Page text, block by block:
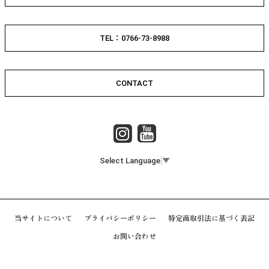
TEL：0766-73-8988
CONTACT
Select Language ▼
当サイトについて プライバシーポリシー 特定商取引法に基づく表記
お問い合わせ